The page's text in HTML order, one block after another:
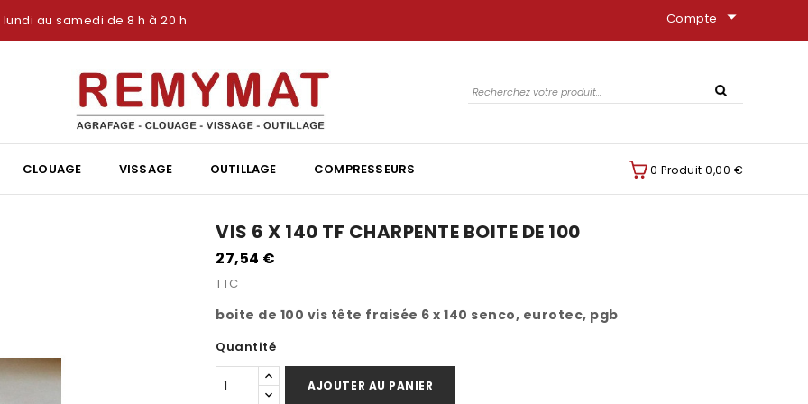
au samedi de 8 h à 20 h Compte arrow_drop_down
CLOUAGE VISSAGE OUTILLAGE COMPRESSEURS 0 Produit 0,00 €
VIS 6 X 140 TF CHARPENTE BOITE DE 100
27,54 €
TTC
boite de 100 vis tête fraisée 6 x 140 senco, eurotec, pgb
Quantité
AJOUTER AU PANIER